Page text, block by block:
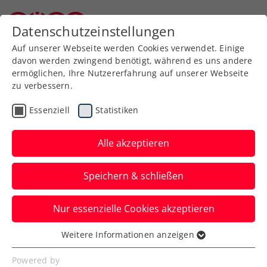
Zurück zur Newsübersicht
Turniere
Tennis, Emotionen,
Eventvielfalt: Kitzbühel
rüstet sich für Generali
Open
Mit dem ATP-250-Turnier beim
Kitzbüheler Tennisclub steht Tirol auch
2025 ein Topevent bevor.
Datenschutzeinstellungen
Auf unserer Webseite werden Cookies verwendet. Einige
davon werden zwingend benötigt, während es uns andere
ermöglichen, Ihre Nutzererfahrung auf unserer Webseite
zu verbessern.
Essenziell Statistiken
Alle akzeptieren
Speichern & schließen
Nur essenzielle Cookies akzeptieren
Essenziell
Essenzielle Cookies werden für grundlegende
Weitere Informationen anzeigen
Powered by